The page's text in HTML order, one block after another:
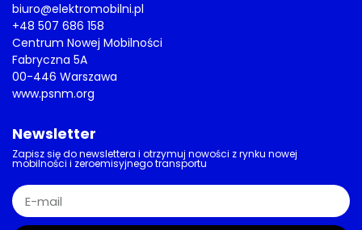
biuro@elektromobilni.pl
+48 507 686 158
Centrum Nowej Mobilności
Fabryczna 5A
00-446 Warszawa
www.psnm.org
Newsletter
Zapisz się do newslettera i otrzymuj nowości z rynku nowej
mobilności i zeroemisyjnego transportu